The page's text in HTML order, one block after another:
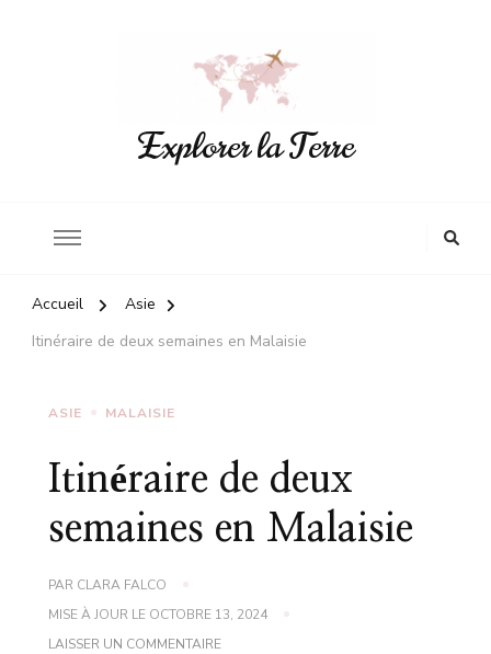
Explorer la Terre
Accueil
Asie
Itinéraire de deux semaines en Malaisie
ASIE MALAISIE
Itinéraire de deux
semaines en Malaisie
PAR CLARA FALCO
MISE À JOUR LE OCTOBRE 13, 2024
LAISSER UN COMMENTAIRESUR